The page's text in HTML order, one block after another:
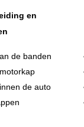
en
de banden
de auto